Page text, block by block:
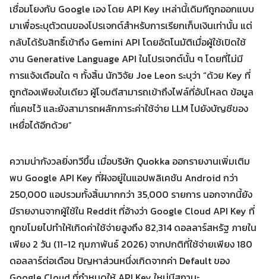
Search
for:
เชื่อมโยงกับ Google เอง โดย API Key เหล่านี้เดิมทีถูกออกแบบ
มาเพื่อระบุตัวตนของโปรเจกต์สำหรับการเรียกเก็บเงินเท่านั้น แต่
กลับได้รับสิทธิ์เข้าถึง Gemini API โดยอัตโนมัติเมื่อผู้ใช้เปิดใช้
งาน Generative Language API ในโปรเจกต์นั้น ๆ โดยที่ไม่มี
การแจ้งเตือนใด ๆ ทั้งสิ้น นักวิจัย Joe Leon ระบุว่า “ด้วย Key ที่
ถูกต้องเพียงใบเดียว ผู้โจมตีสามารถเข้าถึงไฟล์ที่อัปโหลด ข้อมูล
ที่แคชไว้ และยังสามารถผลักภาระค่าใช้จ่าย LLM ไปยังบัญชีของ
เหยื่อได้อีกด้วย”
ความน่ากังวลยิ่งทวีขึ้น เมื่อบริษัท Quokka ออกรายงานเพิ่มเติม
พบ Google API Key ที่ฝังอยู่ในแอปพลิเคชัน Android กว่า
250,000 แอปรวมทั้งสิ้นมากกว่า 35,000 รายการ นอกจากนี้ยัง
มีรายงานจากผู้ใช้ใน Reddit ที่อ้างว่า Google Cloud API Key ที่
ถูกขโมยไปทำให้เกิดค่าใช้จ่ายสูงถึง 82,314 ดอลลาร์สหรัฐ ภายใน
เพียง 2 วัน (11-12 กุมภาพันธ์ 2026) จากปกติที่ใช้จ่ายเพียง 180
ดอลลาร์ต่อเดือน ปัญหาส่วนหนึ่งเกิดจากค่า Default ของ